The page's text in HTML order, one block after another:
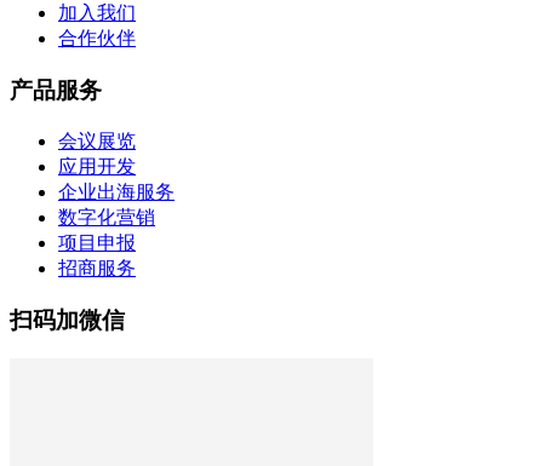
加入我们
合作伙伴
产品服务
会议展览
应用开发
企业出海服务
数字化营销
项目申报
招商服务
扫码加微信